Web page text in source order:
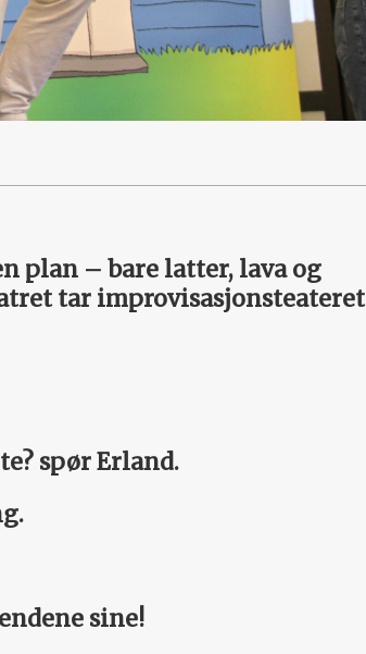
plan – bare ­latter, lava og
tar improvisasjons­teateret
spør Erland.
sine!